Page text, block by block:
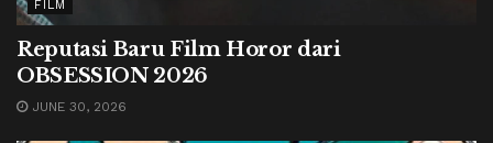
FILM
Reputasi Baru Film Horor dari
OBSESSION 2026
JUNE 30, 2026